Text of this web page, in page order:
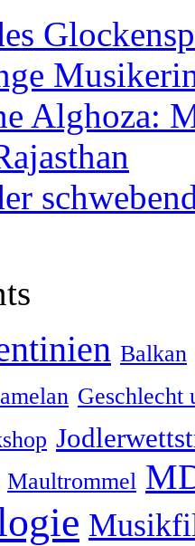
Alghoza:
Balkan
Geschlecht
Maultrommel